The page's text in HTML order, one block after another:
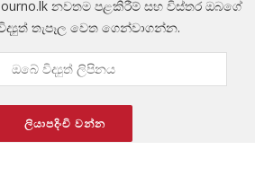
නවතම පළකිරීම් සහ විස්තර ඔබගේ
තැපෑල වෙත ගෙන්වාගන්න.